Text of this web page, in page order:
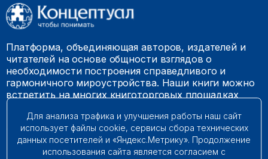
Платформа, объединяющая авторов, издателей и
читателей на основе общности взглядов о
необходимости построения справедливого и
гармоничного мироустройства. Наши книги можно
встретить на многих книготорговых площадках
© 2009 – 2026. Все права защищены.
Для анализа трафика и улучшения работы наш сайт
использует файлы cookie, сервисы сбора технических
данных посетителей и «Яндекс.Метрику». Продолжение
использования сайта является согласием с